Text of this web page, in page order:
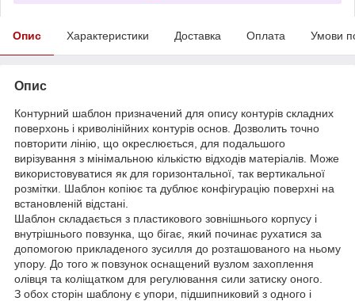
Опис Характеристики Доставка Оплата Умови
Опис
Контурний шаблон призначений для опису контурів складних
поверхонь і криволінійних контурів основ. Дозволить точно
повторити лінію, що окреслюється, для подальшого
вирізування з мінімальною кількістю відходів матеріалів. Може
використовуватися як для горизонтальної, так вертикальної
розмітки. Шаблон копіює та дублює конфігурацію поверхні на
встановленій відстані.
Шаблон складається з пластикового зовнішнього корпусу і
внутрішнього повзунка, що бігає, який починає рухатися за
допомогою прикладеного зусилля до розташованого на ньому
упору. До того ж повзунок оснащений вузлом захоплення
олівця та коліщатком для регулювання сили затиску оного.
З обох сторін шаблону є упори, підшипниковий з одного і